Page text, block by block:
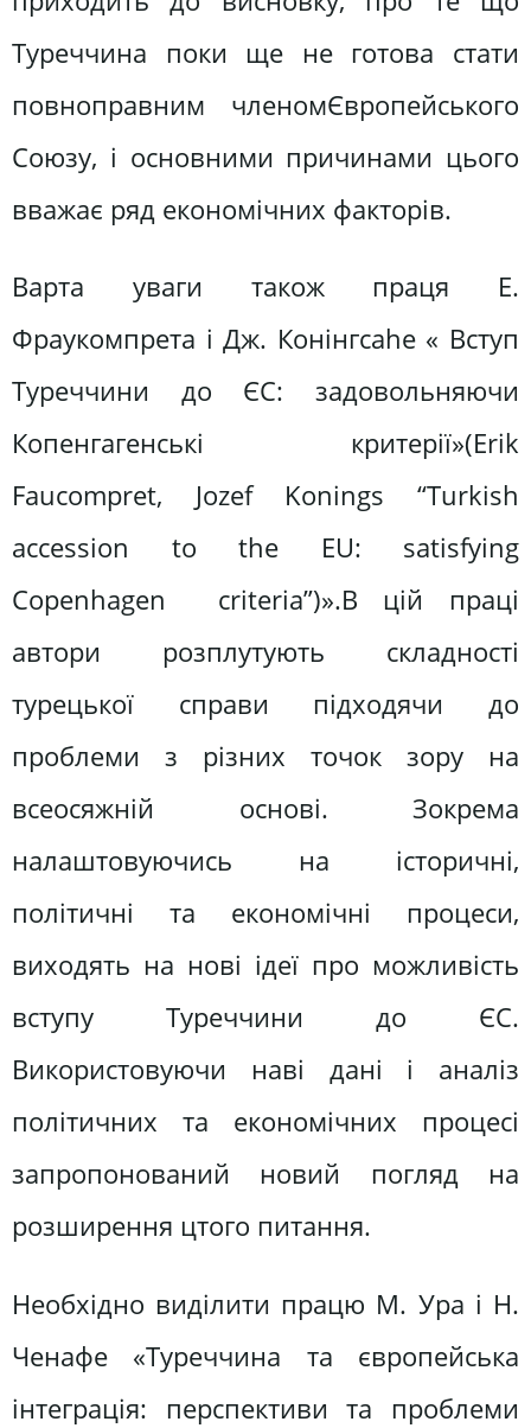
Туреччина поки ще не готова стати
повноправним членомЄвропейського
Союзу, і основними причинами цього
вважає ряд економічних факторів.
Варта уваги також праця Е.
Фраукомпрета і Дж. Конінгсаhe « Вступ
Туреччини до ЄС: задовольняючи
Копенгагенські критерії»(Erik
Faucompret, Jozef Konings “Turkish
accession to the EU: satisfying
Copenhagen criteria”)».В цій праці
автори розплутують складності
турецької справи підходячи до
проблеми з різних точок зору на
всеосяжній основі. Зокрема
налаштовуючись на історичні,
політичні та економічні процеси,
виходять на нові ідеї про можливість
вступу Туреччини до ЄС.
Використовуючи наві дані і аналіз
політичних та економічних процесі
запропонований новий погляд на
розширення цтого питання.
Необхідно виділити працю М. Ура і Н.
Ченафе «Туреччина та європейська
інтеграція: перспективи та проблеми